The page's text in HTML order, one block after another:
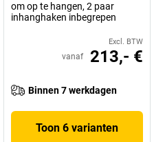
om op te hangen, 2 paar
inhanghaken inbegrepen
Excl. BTW
vanaf 213,- €
Binnen 7 werkdagen
Toon 6 varianten